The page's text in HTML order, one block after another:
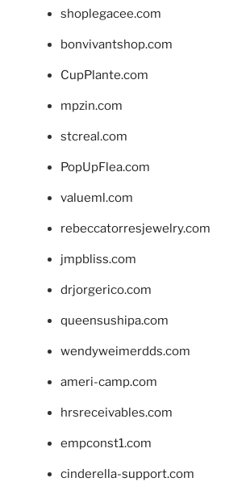
shoplegacee.com
bonvivantshop.com
CupPlante.com
mpzin.com
stcreal.com
PopUpFlea.com
valueml.com
rebeccatorresjewelry.com
jmpbliss.com
drjorgerico.com
queensushipa.com
wendyweimerdds.com
ameri-camp.com
hrsreceivables.com
empconst1.com
cinderella-support.com